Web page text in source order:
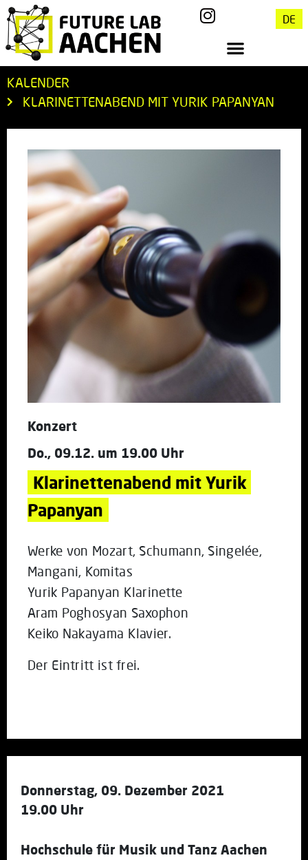
DE
KALENDER
KLARINETTENABEND MIT YURIK PAPANYAN
Konzert
Do., 09.12. um 19.00 Uhr
Klarinettenabend mit Yurik
Papanyan
Werke von Mozart, Schumann, Singelée,
Mangani, Komitas
Yurik Papanyan Klarinette
Aram Poghosyan Saxophon
Keiko Nakayama Klavier.
Der Eintritt ist frei.
Donnerstag, 09. Dezember 2021
19.00 Uhr
Hochschule für Musik und Tanz Aachen